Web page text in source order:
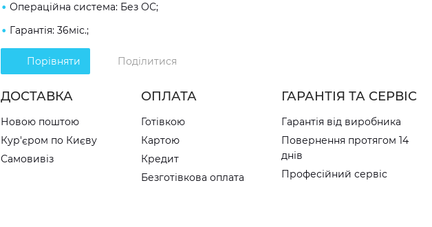
Операційна система: Без ОС;
Гарантія: 36міс.;
Порівняти Поділитися
ДОСТАВКА
Новою поштою
Кур'єром по Києву
Самовивіз
ОПЛАТА
Готівкою
Картою
Кредит
Безготівкова оплата
ГАРАНТІЯ ТА СЕРВІС
Гарантія від виробника
Повернення протягом 14
днів
Професійний сервіс